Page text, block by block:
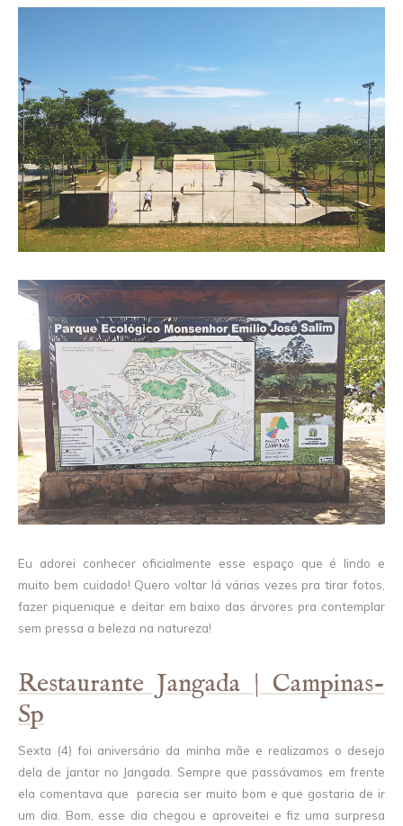
Eu adorei conhecer oficialmente esse espaço que é lindo e
muito bem cuidado! Quero voltar lá várias vezes pra tirar fotos,
fazer piquenique e deitar em baixo das árvores pra contemplar
sem pressa a beleza na natureza!
Restaurante Jangada | Campinas-
Sp
Sexta (4) foi aniversário da minha mãe e realizamos o desejo
dela de jantar no Jangada. Sempre que passávamos em frente
ela comentava que parecia ser muito bom e que gostaria de ir
um dia. Bom, esse dia chegou e aproveitei e fiz uma surpresa